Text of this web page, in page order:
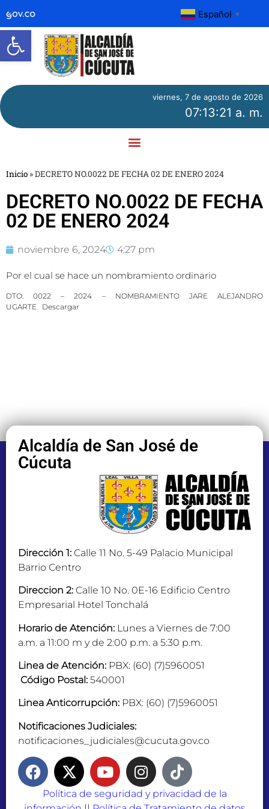
Abrir barra de herramientas
Español ▼
viernes, 7 de agosto de 2026
07:13:21 a. m.
Inicio »DECRETO NO.0022 DE FECHA 02 DE ENERO 2024
DECRETO NO.0022 DE FECHA
02 DE ENERO 2024
noviembre 6, 2024 4:27 pm
Por el cual se hace un nombramiento ordinario
DTO. 0022 – 2024 – NOMBRAMIENTO JARE ALEJANDRO
UGARTE
Descargar
Alcaldía de San José de
Cúcuta
Dirección 1: Calle 11 No. 5-49 Palacio Municipal
Barrio Centro
Direccion 2: Calle 10 No. 0E-16 Edificio Centro
Empresarial Hotel Tonchalá
Horario de Atención: Lunes a Viernes de 7:00
a.m. a 11:00 m y de 2:00 p.m. a 5:30 p.m.
Linea de Atención: PBX: (60) (7)5960051
Código Postal: 540001
Linea Anticorrupción: PBX: (60) (7)5960051
Notificaciones Judiciales:
notificaciones_judiciales@cucuta.gov.co
Política de seguridad y privacidad de la